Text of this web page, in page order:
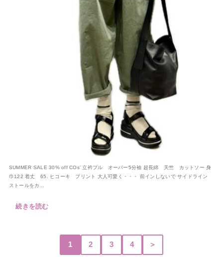
SUMMER SALE 30% off COs’ 立衿プル オーバー5分袖 超長綿 天竺 カットソー 身
巾122 着丈 65. ヒコーキ プリント 大人可愛く・・・ 前インしないで サイドライン
ストールをカ...
続きを読む
1 2 3 4 ＞